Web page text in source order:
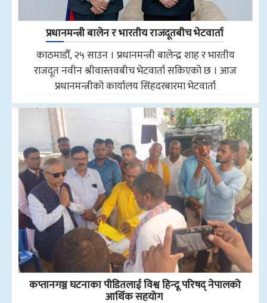
प्रधानमन्त्री बालेन र भारतीय राजदूतबीच भेटवार्ता
काठमाडौँ, २५ साउन । प्रधानमन्त्री बालेन्द्र शाह र भारतीय
राजदूत नवीन श्रीवास्तवबीच भेटवार्ता सकिएको छ । आज
प्रधानमन्त्रीको कार्यालय सिंहदरबारमा भेटवार्ता
कप्तानगञ्ज घटनाका पीडितलाई विश्व हिन्दू परिषद् नेपालको
आर्थिक सहयोग